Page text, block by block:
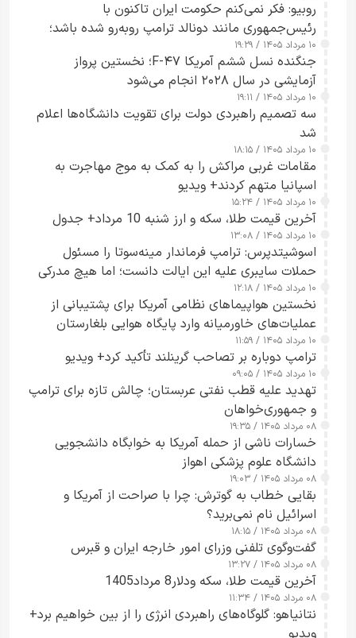
روبیو: فکر نمی‌کنم حکومت ایران تاکنون با
رئیس‌جمهوری مانند دونالد ترامپ روبه‌رو شده باشد؛
کسی که واقعاً دست به اقدام می‌زند
۱۰ مرداد ۱۴۰۵ / ۱۹:۲۹
جنگنده نسل ششم آمریکا F-۴۷؛ نخستین پرواز
آزمایشی در سال ۲۰۲۸ انجام می‌شود
۱۰ مرداد ۱۴۰۵ / ۱۹:۱۱
سه تصمیم راهبردی دولت برای تقویت دانشگاه‌ها اعلام
شد
۱۰ مرداد ۱۴۰۵ / ۱۸:۱۵
مقامات غربی مراکش را به کمک به موج مهاجرت به
اسپانیا متهم کردند+ ویدیو
۱۰ مرداد ۱۴۰۵ / ۱۵:۲۴
آخرین قیمت طلا، سکه و ارز شنبه 10 مرداد+ جدول
۱۰ مرداد ۱۴۰۵ / ۱۳:۰۸
اسوشیتدپرس: ترامپ فرماندار مینه‌سوتا را مسئول
حملات سایبری علیه این ایالت دانست؛ اما هیچ مدرکی
ارائه نکرد
۱۰ مرداد ۱۴۰۵ / ۱۲:۱۸
نخستین هواپیماهای نظامی آمریکا برای پشتیبانی از
عملیات‌های خاورمیانه وارد پایگاه هوایی بلغارستان
شدند
۱۰ مرداد ۱۴۰۵ / ۱۱:۵۹
ترامپ دوباره بر تصاحب گرینلند تأکید کرد+ ویدیو
۱۰ مرداد ۱۴۰۵ / ۰۹:۰۵
تهدید علیه قطب نفتی عربستان؛ چالش تازه برای ترامپ
و جمهوری‌خواهان
۰۸ مرداد ۱۴۰۵ / ۱۹:۳۵
خسارات ناشی از حمله آمریکا به خوابگاه دانشجویی
دانشگاه علوم پزشکی اهواز
۰۸ مرداد ۱۴۰۵ / ۱۹:۰۳
بقایی خطاب به گوترش: چرا با صراحت از آمریکا و
اسرائیل نام نمی‌برید؟
۰۸ مرداد ۱۴۰۵ / ۱۸:۱۵
گفت‌وگوی تلفنی وزرای امور خارجه ایران و قبرس
۰۸ مرداد ۱۴۰۵ / ۱۳:۲۷
آخرین قیمت طلا، سکه ودلار8 مرداد1405
۰۸ مرداد ۱۴۰۵ / ۱۱:۳۴
نتانیاهو: گلوگاه‌های راهبردی انرژی را از بین خواهیم برد+
ویدیو